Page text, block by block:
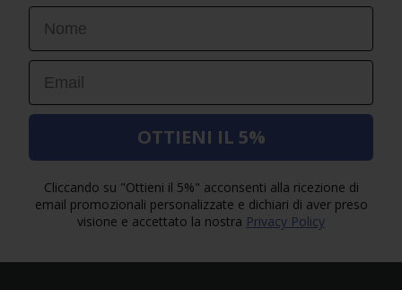
First Name
Email
OTTIENI IL 5%
Cliccando su "Ottieni il 5%" acconsenti alla ricezione di
email promozionali personalizzate e dichiari di aver preso
visione e accettato la nostra Privacy Policy